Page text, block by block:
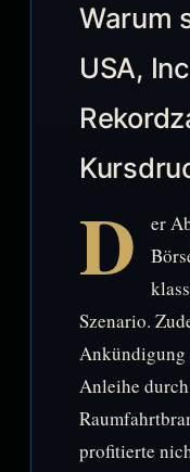
Warum
USA,
D
er
Szenario.
Anleihe
profitierte